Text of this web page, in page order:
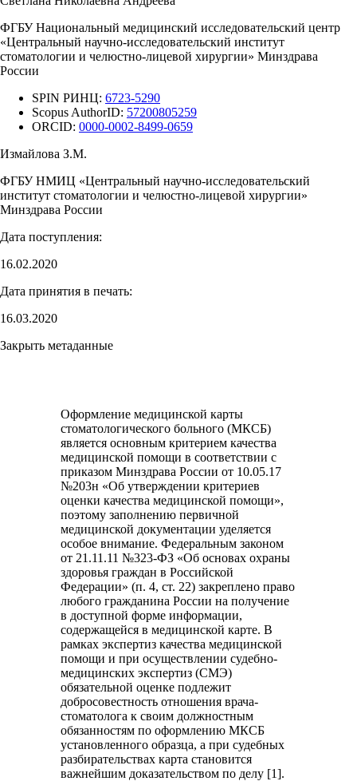
ФГБУ Национальный медицинский исследовательский центр
«Центральный научно-исследовательский институт
стоматологии и челюстно-лицевой хирургии» Минздрава
России
SPIN РИНЦ: 6723-5290
Scopus AuthorID: 57200805259
ORCID: 0000-0002-8499-0659
Измайлова З.М.
ФГБУ НМИЦ «Центральный научно-исследовательский
институт стоматологии и челюстно-лицевой хирургии»
Минздрава России
Дата поступления:
16.02.2020
Дата принятия в печать:
16.03.2020
Закрыть метаданные
Оформление медицинской карты
стоматологического больного (МКСБ)
является основным критерием качества
медицинской помощи в соответствии с
приказом Минздрава России от 10.05.17
№203н «Об утверждении критериев
оценки качества медицинской помощи»,
поэтому заполнению первичной
медицинской документации уделяется
особое внимание. Федеральным законом
от 21.11.11 №323-ФЗ «Об основах охраны
здоровья граждан в Российской
Федерации» (п. 4, ст. 22) закреплено право
любого гражданина России на получение
в доступной форме информации,
содержащейся в медицинской карте. В
рамках экспертиз качества медицинской
помощи и при осуществлении судебно-
медицинских экспертиз (СМЭ)
обязательной оценке подлежит
добросовестность отношения врача-
стоматолога к своим должностным
обязанностям по оформлению МКСБ
установленного образца, а при судебных
разбирательствах карта становится
важнейшим доказательством по делу [1].